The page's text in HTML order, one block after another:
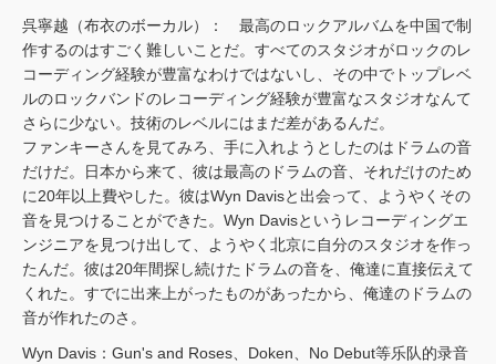
呉寧越（布衣のボーカル）： 最高のロックアルバムを中国で制
作するのはすごく難しいことだ。すべてのスタジオがロックのレ
コーディング経験が豊富なわけではないし、その中でトップレベ
ルのロックバンドのレコーディング経験が豊富なスタジオなんて
さらに少ない。技術のレベルにはまだ差があるんだ。
ファンキーさんを見てみろ、手に入れようとしたのはドラムの音
だけだ。日本から来て、彼は最高のドラムの音、それだけのため
に20年以上費やした。彼はWyn Davisと出会って、ようやくその
音を見つけることができた。Wyn Davisというレコーディングエ
ンジニアを見つけ出して、ようやく北京に自分のスタジオを作っ
たんだ。彼は20年間探し続けたドラムの音を、俺達に直接伝えて
くれた。すでに出来上がったものがあったから、俺達のドラムの
音が作れたのさ。
Wyn Davis：Gun's and Roses、Doken、No Debut等乐队的录音